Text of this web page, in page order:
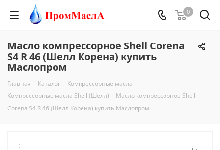
0
Масло компрессорное Shell Corena
S4 R 46 (Шелл Корена) купить
Маслопром
Главная - Каталог - Компрессорные масла -
Компрессорные масла Shell (Шелл) - Масло компрессорное Shell
Corena S4 R 46 (Шелл Корена) купить Маслопром
: